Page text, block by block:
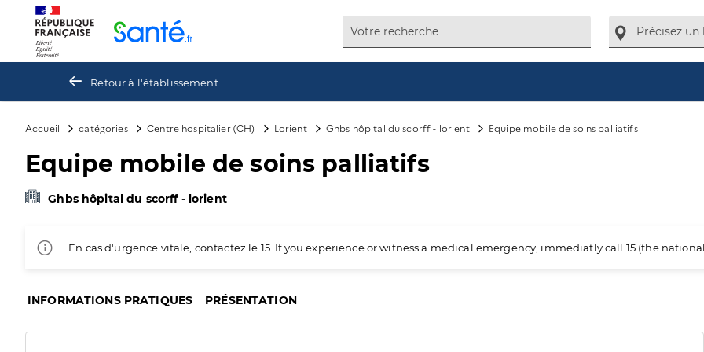
Retour à l'établissement
Accueil catégories Centre hospitalier (CH) Lorient Ghbs hôpital du scorff - lorient Equipe mobile de soins palliatifs
Equipe mobile de soins palliatifs
Ghbs hôpital du scorff - lorient
En cas d'urgence vitale, contactez le 15. If you experience or witness a medical emergency, immediatly call 15 (the
INFORMATIONS PRATIQUES PRÉSENTATION
Panneau de gestion des cookies